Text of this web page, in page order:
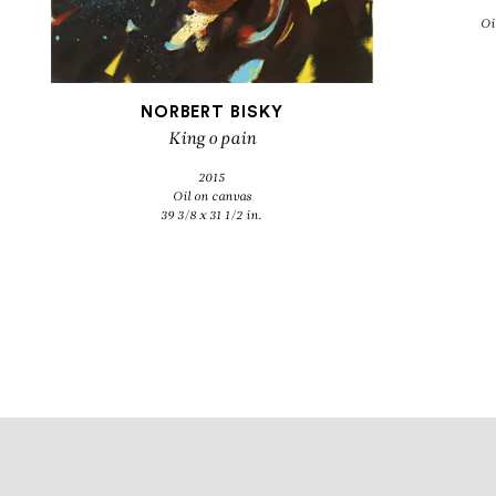
NORBERT BISKY
King o pain
2015
Oil on canvas
39 3/8 x 31 1/2 in.